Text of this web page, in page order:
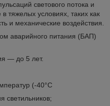
светового потока и
тяжелых условиях, таких как
и механические воздействия.
аварийного питания (БАП)
— до 5 лет.
(-40°С
светильников;